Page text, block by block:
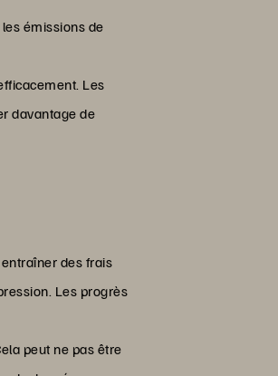
émissions de
Les
davantage de
des frais
Les progrès
peut ne pas être